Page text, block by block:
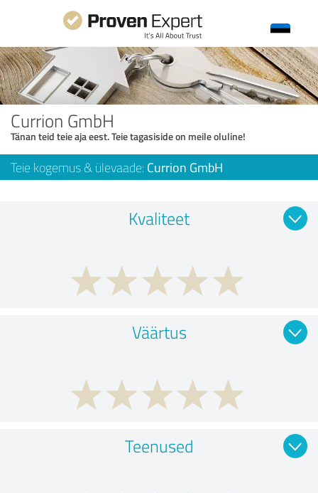
Currion GmbH
Tänan teid teie aja eest. Teie tagasiside on meile oluline!
Teie kogemus & ülevaade: Currion GmbH
Kvaliteet
Väärtus
Teenused